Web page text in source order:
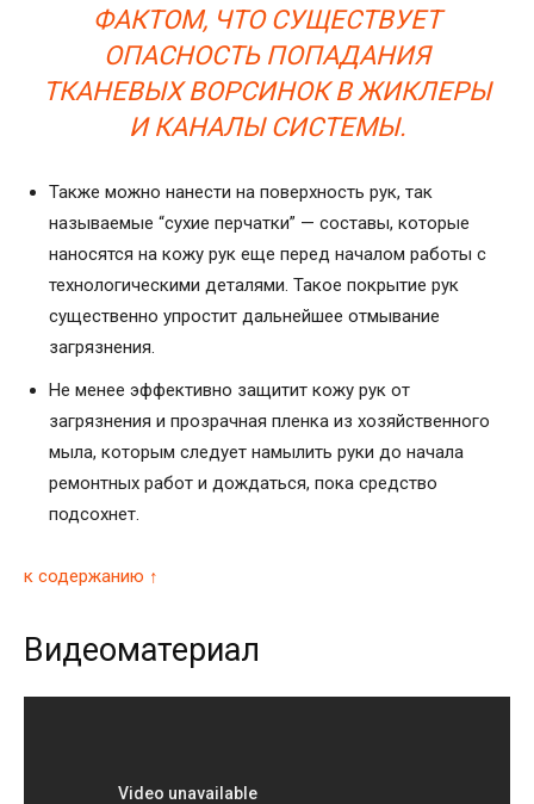
ФАКТОМ, ЧТО СУЩЕСТВУЕТ
ОПАСНОСТЬ ПОПАДАНИЯ
ТКАНЕВЫХ ВОРСИНОК В ЖИКЛЕРЫ
И КАНАЛЫ СИСТЕМЫ.
Также можно нанести на поверхность рук, так
называемые “сухие перчатки” — составы, которые
наносятся на кожу рук еще перед началом работы с
технологическими деталями. Такое покрытие рук
существенно упростит дальнейшее отмывание
загрязнения.
Не менее эффективно защитит кожу рук от
загрязнения и прозрачная пленка из хозяйственного
мыла, которым следует намылить руки до начала
ремонтных работ и дождаться, пока средство
подсохнет.
к содержанию ↑
Видеоматериал